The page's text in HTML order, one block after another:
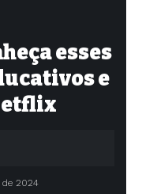
esses
e
de 2024